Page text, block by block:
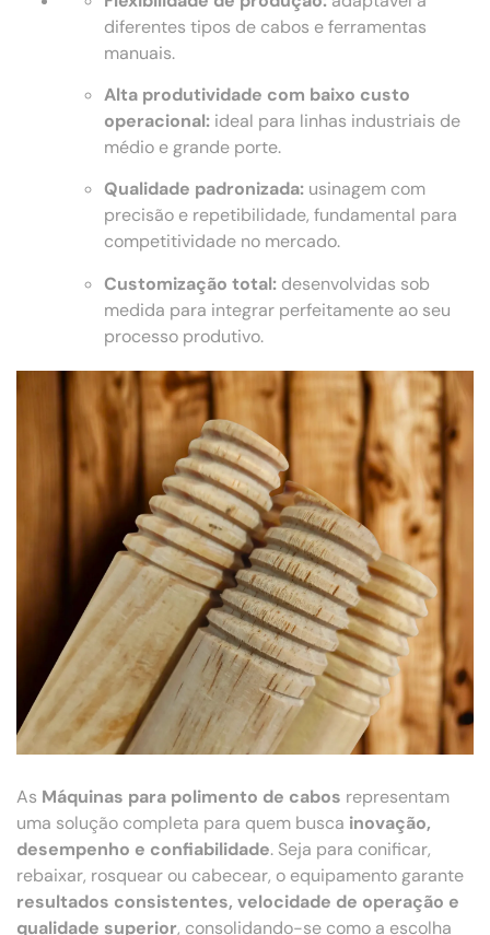
diferentes tipos de cabos e ferramentas
manuais.
Alta produtividade com baixo custo
operacional: ideal para linhas industriais de
médio e grande porte.
Qualidade padronizada: usinagem com
precisão e repetibilidade, fundamental para
competitividade no mercado.
Customização total: desenvolvidas sob
medida para integrar perfeitamente ao seu
processo produtivo.
As Máquinas para polimento de cabos representam
uma solução completa para quem busca inovação,
desempenho e confiabilidade. Seja para conificar,
rebaixar, rosquear ou cabecear, o equipamento garante
resultados consistentes, velocidade de operação e
qualidade superior, consolidando-se como a escolha